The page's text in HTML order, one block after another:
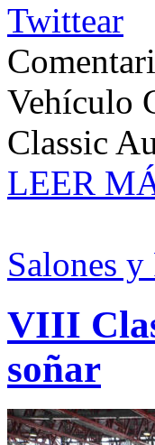
Twittear
Vehículo
Classic
LEER
Salones y
VIII
soñar